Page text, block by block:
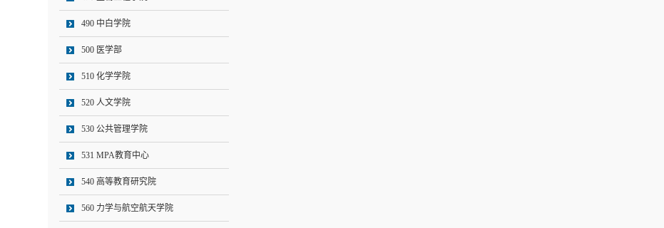
490 中白学院
500 医学部
510 化学学院
520 人文学院
530 公共管理学院
531 MPA教育中心
540 高等教育研究院
560 力学与航空航天学院